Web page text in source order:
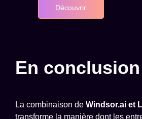
Découvrir
En conclusion
La combinaison de Windsor.ai et
transforme la manière dont les